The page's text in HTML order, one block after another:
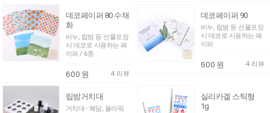
데코페이퍼 80 수채
화
비누, 립밤 등 선물포장
시 데코로 사용하는 페
이퍼 / 6종
600 원 4 리뷰
데코페이퍼 90
비누, 립밤 등 선물포장
시 데코로 사용하는 페
이퍼
600 원 4 리뷰
립밤거치대
거치대 - 혜담, 플라워
실리카겔 스틱형
1g